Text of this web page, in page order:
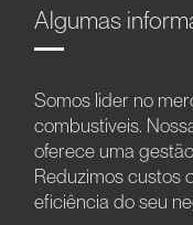
Algumas
Somos líder no
combustíveis.
oferece uma
Reduzimos custos
eficiência do seu